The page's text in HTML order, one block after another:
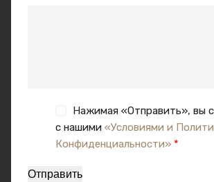
Нажимая «Отправить», вы
с нашими «Условиями и
Конфиденциальности» *
Отправить